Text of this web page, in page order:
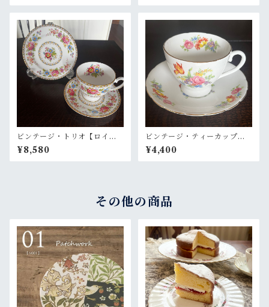
ビンテージ・トリオ【ロイヤ
ルグラフトン】
¥8,580
ビンテージ・ティーカップ＆
ソーサー【collingwoods】
¥4,400
その他の商品